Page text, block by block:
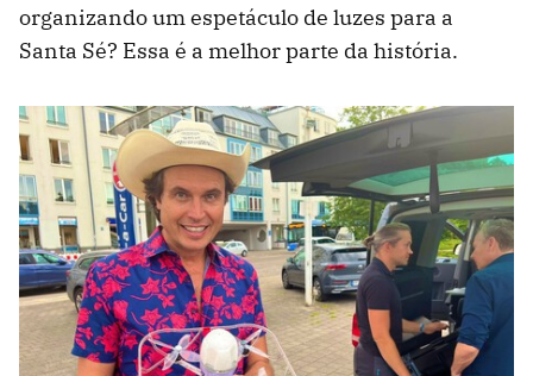
organizando um espetáculo de luzes para a
Santa Sé? Essa é a melhor parte da história.